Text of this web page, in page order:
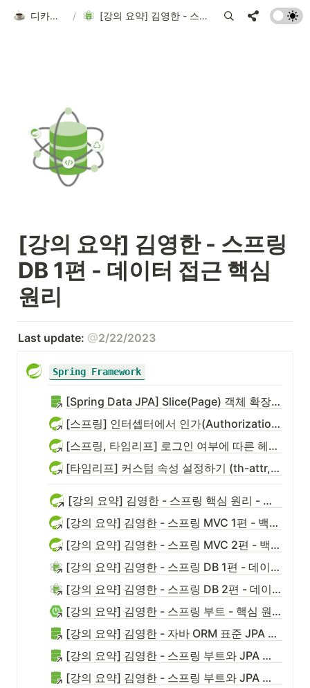
디카페인 코딩 / [강의 요약] 김영한 - 스프링 DB 1편 - 데이터 접근 핵심 원리
[강의 요약] 김영한 - 스프링
DB 1편 - 데이터 접근 핵심
원리
Last update: @2/22/2023
Spring Framework
[Spring Data JPA] Slice(Page) 객체 확장해서 반환하기
[스프링] 인터셉터에서 인가(Authorization) 처리 공통화하기
[스프링, 타임리프] 로그인 여부에 따른 헤더 로그인/로그아웃 버튼 변경
[타임리프] 커스텀 속성 설정하기 (th-attr, data-th-attr)
[강의 요약] 김영한 - 스프링 핵심 원리 - 기본편
[강의 요약] 김영한 - 스프링 MVC 1편 - 백엔드 웹 개발 핵심 기술
[강의 요약] 김영한 - 스프링 MVC 2편 - 백엔드 웹 개발 활용 기술
[강의 요약] 김영한 - 스프링 DB 1편 - 데이터 접근 핵심 원리
[강의 요약] 김영한 - 스프링 DB 2편 - 데이터 접근 활용 기술
[강의 요약] 김영한 - 스프링 부트 - 핵심 원리와 활용
[강의 요약] 김영한 - 자바 ORM 표준 JPA 프로그래밍 - 기본편
[강의 요약] 김영한 - 스프링 부트와 JPA 활용1 - 웹 애플리케이션 개발
[강의 요약] 김영한 - 스프링 부트와 JPA 활용2 - API 개발과 성능 최적화